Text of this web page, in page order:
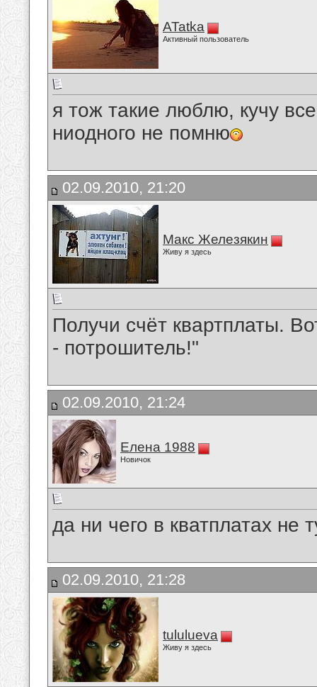
ATatka
Активный пользователь
я тож такие люблю, кучу
ниодного не помню
02.09.2010, 21:20
Макс Железякин
Живу я здесь
Получи счёт квартплаты.
- потрошитель!"
02.09.2010, 21:24
Елена 1988
Новичок
да ни чего в кватплатах не
02.09.2010, 21:28
tululueva
Живу я здесь